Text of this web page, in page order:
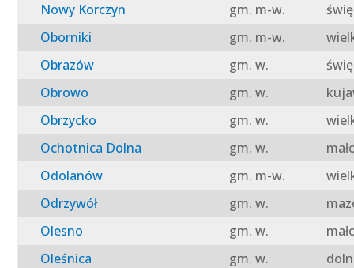
Nowy Korczyn
gm. m-w.
Oborniki
gm. m-w.
Obrazów
gm. w.
Obrowo
gm. w.
Obrzycko
gm. w.
Ochotnica Dolna
gm. w.
Odolanów
gm. m-w.
Odrzywół
gm. w.
Olesno
gm. w.
Oleśnica
gm. w.